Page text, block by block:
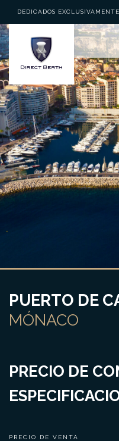
DEDICADOS
PUERTO DE
MÓNACO
PRECIO DE
PRECIO DE VENTA